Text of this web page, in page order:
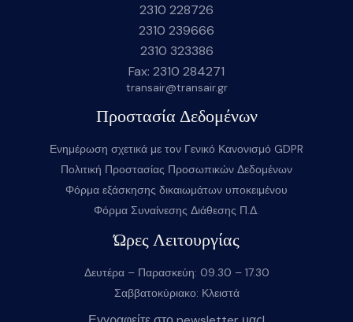
2310 228726
2310 239666
2310 323386
Fax: 2310 284271
transair@transair.gr
Προστασία Δεδομένων
Ενημέρωση σχετικά με τον Γενικό Κανονισμό GDPR
Πολιτική Προστασίας Προσωπικών Δεδομένων
Φόρμα εξάσκησης δικαιωμάτων υποκειμένου
Φόρμα Συναίνεσης Διάθεσης Π.Δ.
Ώρες Λειτουργίας
Δευτέρα – Παρασκεύη: 09.30 – 17.30
Σαββατοκύριακο: Κλειστά